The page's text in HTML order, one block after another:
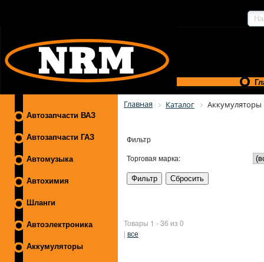
Автозапчасти ВАЗ
Автозапчасти ГАЗ
Автомузыка
Автохимия
Шланги
Автоэлектроника
Аккумуляторы
Главная Каталог Аккумуляторы
Фильтр
Торговая марка:
Товары 1 - 36 из 0
| все